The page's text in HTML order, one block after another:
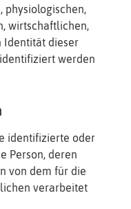
physiologischen,
wirtschaftlichen,
Identität dieser
werden
identifizierte oder
Person, deren
von dem für die
verarbeitet